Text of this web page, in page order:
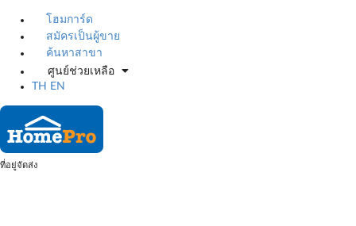
โฮมการ์ด
สมัครเป็นผู้ขาย
ค้นหาสาขา
ศูนย์ช่วยเหลือ
TH
EN
ที่อยู่จัดส่ง